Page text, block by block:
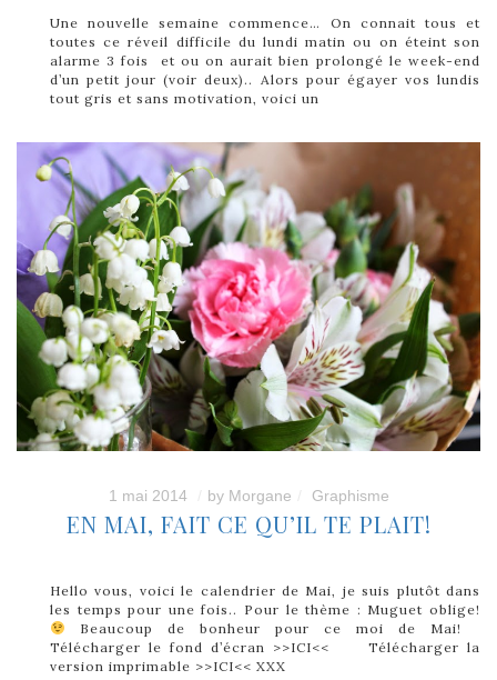
Une nouvelle semaine commence… On connait tous et
toutes ce réveil difficile du lundi matin ou on éteint son
alarme 3 fois et ou on aurait bien prolongé le week-end
d’un petit jour (voir deux).. Alors pour égayer vos lundis
tout gris et sans motivation, voici un
1 mai 2014 by Morgane Graphisme
EN MAI, FAIT CE QU’IL TE PLAIT!
Hello vous, voici le calendrier de Mai, je suis plutôt dans
les temps pour une fois.. Pour le thème : Muguet oblige!
Beaucoup de bonheur pour ce moi de Mai!
Télécharger le fond d’écran >>ICI<< Télécharger la
version imprimable >>ICI<< XXX